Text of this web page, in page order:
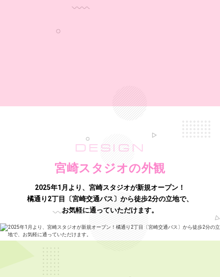
DESIGN
宮崎スタジオの外観
2025年1月より、宮崎スタジオが新規オープン！
橘通り2丁目〔宮崎交通バス〕から徒歩2分の立地で、
お気軽に通っていただけます。